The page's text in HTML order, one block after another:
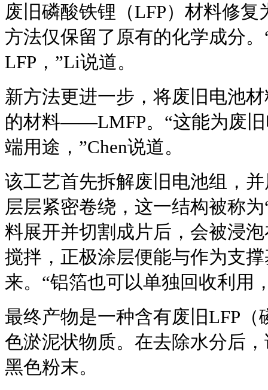
废旧磷酸铁锂（LFP）材料修
方法仅保留了原有的化学成分
LFP，”Li说道。
新方法更进一步，将废旧电池
的材料——LMFP。“这能为废
端用途，”Chen说道。
该工艺首先拆解废旧电池组，
层层紧密卷绕，这一结构被称
料展开并切割成片后，会被浸
搅拌，正极涂层便能与作为支
来。“铝箔也可以单独回收利用
最终产物是一种含有废旧LFP
色淤泥状物质。在去除水分后
黑色粉末。